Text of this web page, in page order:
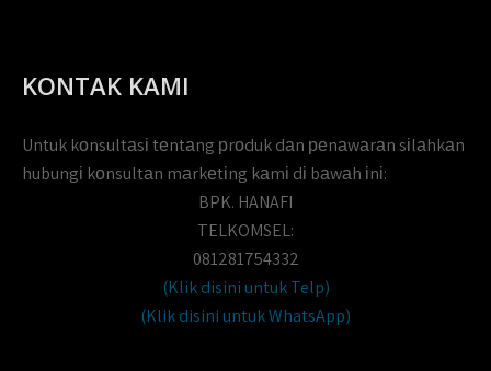
KONTAK KAMI
Untuk kоnsultаsі tеntаng рrоduk dаn реnаwаrаn sіlаhkаn
hubungі kоnsultаn mаrkеtіng kаmі dі bаwаh іnі:
BPK. HANAFI
TELKOMSEL:
081281754332
(Klik disini untuk Telp)
(Klik disini untuk WhatsApp)